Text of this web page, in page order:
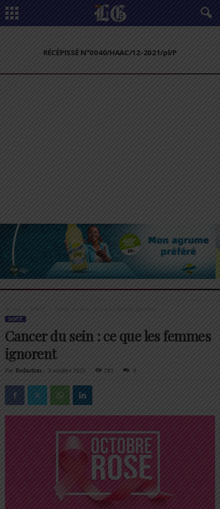
RÉCÉPISSÉ N°0040/HAAC/12-2021/pl/P
SANTÉ Cancer du sein : ce que les femmes ignorent
SANTÉ
Cancer du sein : ce que les femmes
ignorent
Par Redaction - 3 octobre 2023 283 0